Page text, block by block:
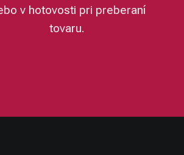
v hotovosti pri preberaní
tovaru.